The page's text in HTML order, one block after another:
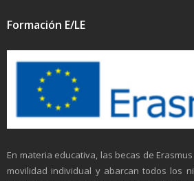
Formación E/LE
En materia educativa, las becas de
movilidad individual y abarcan todos los